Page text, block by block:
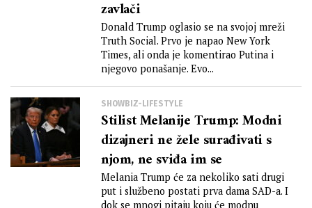
zavlači
Donald Trump oglasio se na svojoj mreži
Truth Social. Prvo je napao New York
Times, ali onda je komentirao Putina i
njegovo ponašanje. Evo...
SHOWBIZ-LIFESTYLE
Stilist Melanije Trump: Modni
dizajneri ne žele surađivati s
njom, ne sviđa im se
Melania Trump će za nekoliko sati drugi
put i službeno postati prva dama SAD-a. I
dok se mnogi pitaju koju će modnu